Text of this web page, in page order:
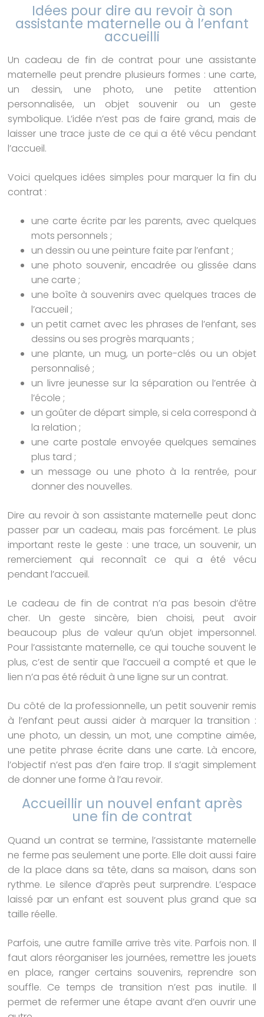
Idées pour dire au revoir à son
assistante maternelle ou à l’enfant
accueilli
Un cadeau de fin de contrat pour une assistante
maternelle peut prendre plusieurs formes : une carte,
un dessin, une photo, une petite attention
personnalisée, un objet souvenir ou un geste
symbolique. L’idée n’est pas de faire grand, mais de
laisser une trace juste de ce qui a été vécu pendant
l’accueil.
Voici quelques idées simples pour marquer la fin du
contrat :
une carte écrite par les parents, avec quelques
mots personnels ;
un dessin ou une peinture faite par l’enfant ;
une photo souvenir, encadrée ou glissée dans
une carte ;
une boîte à souvenirs avec quelques traces de
l’accueil ;
un petit carnet avec les phrases de l’enfant, ses
dessins ou ses progrès marquants ;
une plante, un mug, un porte-clés ou un objet
personnalisé ;
un livre jeunesse sur la séparation ou l’entrée à
l’école ;
un goûter de départ simple, si cela correspond à
la relation ;
une carte postale envoyée quelques semaines
plus tard ;
un message ou une photo à la rentrée, pour
donner des nouvelles.
Dire au revoir à son assistante maternelle peut donc
passer par un cadeau, mais pas forcément. Le plus
important reste le geste : une trace, un souvenir, un
remerciement qui reconnaît ce qui a été vécu
pendant l’accueil.
Le cadeau de fin de contrat n’a pas besoin d’être
cher. Un geste sincère, bien choisi, peut avoir
beaucoup plus de valeur qu’un objet impersonnel.
Pour l’assistante maternelle, ce qui touche souvent le
plus, c’est de sentir que l’accueil a compté et que le
lien n’a pas été réduit à une ligne sur un contrat.
Du côté de la professionnelle, un petit souvenir remis
à l’enfant peut aussi aider à marquer la transition :
une photo, un dessin, un mot, une comptine aimée,
une petite phrase écrite dans une carte. Là encore,
l’objectif n’est pas d’en faire trop. Il s’agit simplement
de donner une forme à l’au revoir.
Accueillir un nouvel enfant après
une fin de contrat
Quand un contrat se termine, l’assistante maternelle
ne ferme pas seulement une porte. Elle doit aussi faire
de la place dans sa tête, dans sa maison, dans son
rythme. Le silence d’après peut surprendre. L’espace
laissé par un enfant est souvent plus grand que sa
taille réelle.
Parfois, une autre famille arrive très vite. Parfois non. Il
faut alors réorganiser les journées, remettre les jouets
en place, ranger certains souvenirs, reprendre son
souffle. Ce temps de transition n’est pas inutile. Il
permet de refermer une étape avant d’en ouvrir une